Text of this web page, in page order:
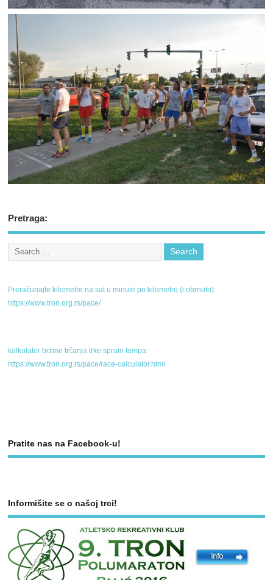
Pretraga:
Preračunajte kilometre na sat u minute po kilometru (i obrnuto):
https://www.tron.org.rs/pace/
kalkulator brzine trčanja trke spram tempa:
https://www.tron.org.rs/pace/race-calculator.html
Pratite nas na Facebook-u!
Informišite se o našoj trci!